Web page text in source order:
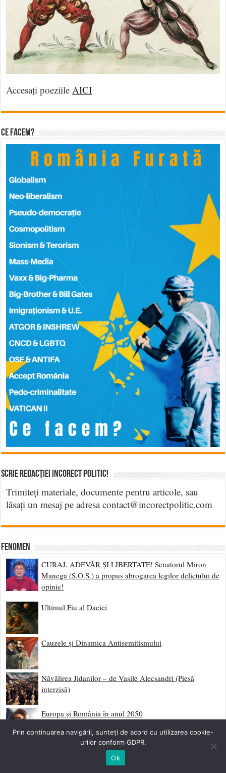
Accesați poeziileAICI
Ce facem?
Scrie Redacției Incorect Politic!
Trimiteți materiale, documente pentru articole, sau
lăsați un mesaj pe adresa contact@incorectpolitic.com
Fenomen
CURAJ, ADEVĂR ȘI LIBERTATE! Senatorul Miron
Manega (S.O.S.) a propus abrogarea legilor delictului de
opinie!
Ultimul Fiu al Daciei
Cauzele și Dinamica Antisemitismului
Năvălirea Jidanilor – de Vasile Alecsandri (Piesă
interzisă)
Europa și România în anul 2050
Vizita Papei – Autonomie Alternativă
Prin continuarea navigării, sunteți de acord cu utilizarea cookie-
urilor conform GDPR.
Ok